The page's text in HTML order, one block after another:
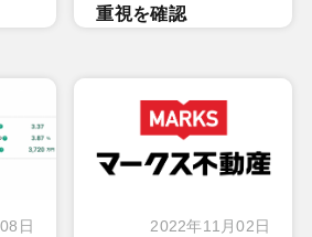
重視を確認
日 2022年11月02日